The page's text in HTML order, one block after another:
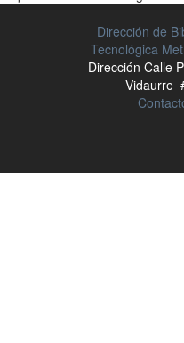
Dirección de
Tecnológica
Dirección Calle
Vidaurre